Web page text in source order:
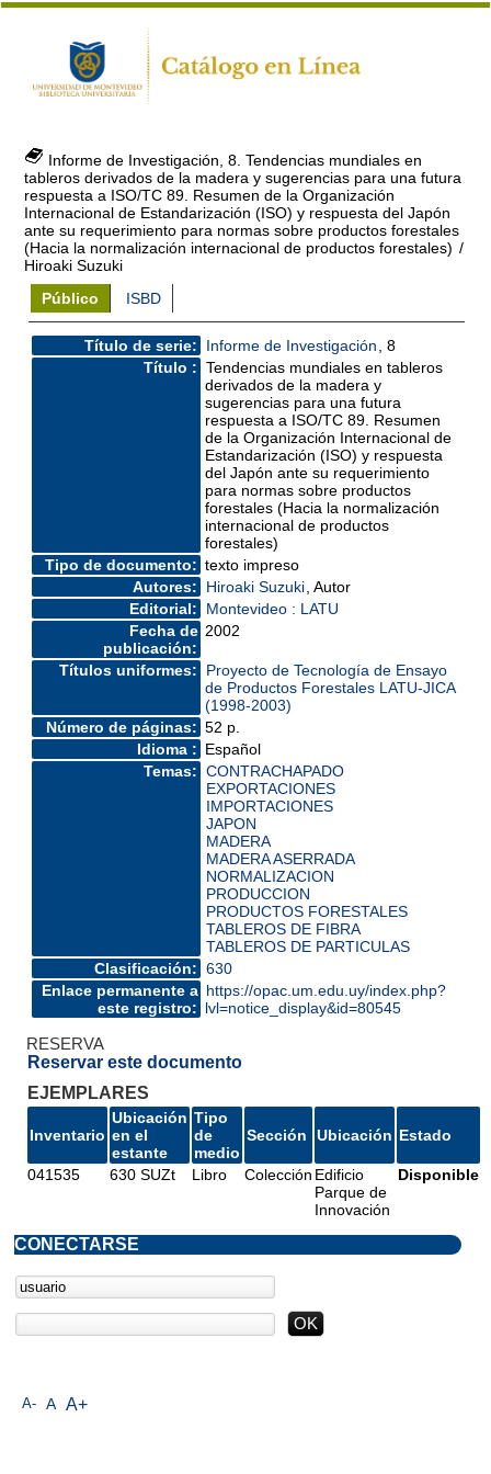
Informe de Investigación, 8. Tendencias mundiales en
tableros derivados de la madera y sugerencias para una futura
respuesta a ISO/TC 89. Resumen de la Organización
Internacional de Estandarización (ISO) y respuesta del Japón
ante su requerimiento para normas sobre productos forestales
(Hacia la normalización internacional de productos forestales) /
Hiroaki Suzuki
Público
ISBD
Título de serie: Informe de Investigación
, 8
Título : Tendencias mundiales en tableros
derivados de la madera y
sugerencias para una futura
respuesta a ISO/TC 89. Resumen
de la Organización Internacional de
Estandarización (ISO) y respuesta
del Japón ante su requerimiento
para normas sobre productos
forestales (Hacia la normalización
internacional de productos
forestales)
Tipo de documento: texto impreso
Autores:
Hiroaki Suzuki , Autor
Editorial:
Montevideo : LATU
Fecha de
publicación:
2002
Títulos uniformes:
Proyecto de Tecnología de Ensayo
de Productos Forestales LATU-JICA
(1998-2003)
Número de páginas: 52 p.
Idioma : Español
Temas: CONTRACHAPADO
EXPORTACIONES
IMPORTACIONES
JAPON
MADERA
MADERA ASERRADA
NORMALIZACION
PRODUCCION
PRODUCTOS FORESTALES
TABLEROS DE FIBRA
TABLEROS DE PARTICULAS
Clasificación: 630
Enlace permanente a
este registro:
https://opac.um.edu.uy/index.php?
lvl=notice_display&id=80545
RESERVA
Reservar este documento
EJEMPLARES
Inventario
Ubicación
en el
estante
Tipo
de
medio
Sección Ubicación Estado
041535 630 SUZt Libro Colección Edificio
Parque de
Innovación
Disponible
A- A A+
CONECTARSE